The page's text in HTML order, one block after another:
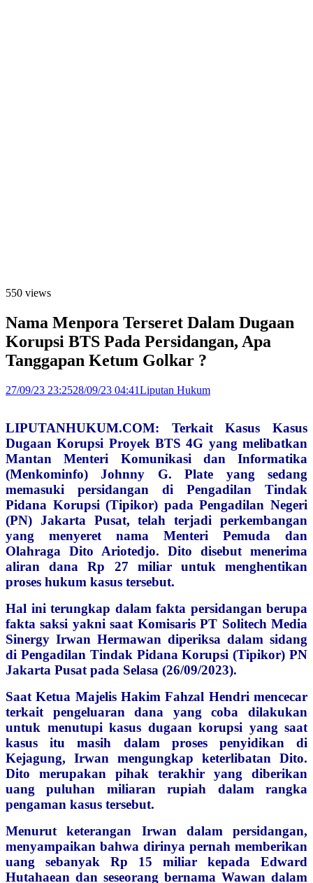
550 views
Nama Menpora Terseret Dalam Dugaan
Korupsi BTS Pada Persidangan, Apa
Tanggapan Ketum Golkar ?
27/09/23 23:2528/09/23 04:41Liputan Hukum
LIPUTANHUKUM.COM: Terkait Kasus Kasus
Dugaan Korupsi Proyek BTS 4G yang melibatkan
Mantan Menteri Komunikasi dan Informatika
(Menkominfo) Johnny G. Plate yang sedang
memasuki persidangan di Pengadilan Tindak
Pidana Korupsi (Tipikor) pada Pengadilan Negeri
(PN) Jakarta Pusat, telah terjadi perkembangan
yang menyeret nama Menteri Pemuda dan
Olahraga Dito Ariotedjo. Dito disebut menerima
aliran dana Rp 27 miliar untuk menghentikan
proses hukum kasus tersebut.
Hal ini terungkap dalam fakta persidangan berupa
fakta saksi yakni saat Komisaris PT Solitech Media
Sinergy Irwan Hermawan diperiksa dalam sidang
di Pengadilan Tindak Pidana Korupsi (Tipikor) PN
Jakarta Pusat pada Selasa (26/09/2023).
Saat Ketua Majelis Hakim Fahzal Hendri mencecar
terkait pengeluaran dana yang coba dilakukan
untuk menutupi kasus dugaan korupsi yang saat
kasus itu masih dalam proses penyidikan di
Kejagung, Irwan mengungkap keterlibatan Dito.
Dito merupakan pihak terakhir yang diberikan
uang puluhan miliaran rupiah dalam rangka
pengaman kasus tersebut.
Menurut keterangan Irwan dalam persidangan,
menyampaikan bahwa dirinya pernah memberikan
uang sebanyak Rp 15 miliar kepada Edward
Hutahaean dan seseorang bernama Wawan dalam